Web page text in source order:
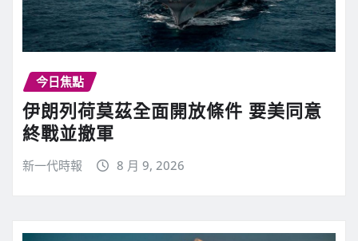
今日焦點
伊朗列荷莫茲全面開放條件 要美同意
終戰並撤軍
新一代時報 8 月 9, 2026